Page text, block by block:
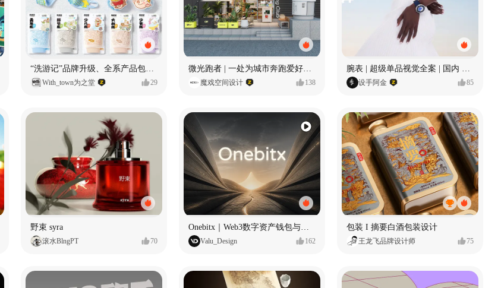
“洗游记”品牌升级、全系产品包装设计、店堆设计
With_town为之堂 29
微光跑者 | 一处为城市奔跑爱好者打造的复合空间
魔戏空间设计 138
腕表 | 超级单品视觉全案 | 国内 x 出海
设手阿金 85
野束 syra
滚水BlngPT 70 Valu_Design 162
包装 I 摘要白酒包装设计
王龙飞品牌设计师 75